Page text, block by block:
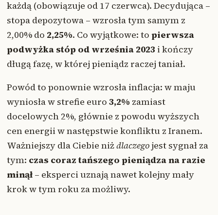
każdą (obowiązuje od 17 czerwca). Decydująca –
stopa depozytowa – wzrosła tym samym z
2,00% do 2,25%. Co wyjątkowe: to pierwsza
podwyżka stóp od września 2023 i kończy
długą fazę, w której pieniądz raczej taniał.
Powód to ponownie wzrosła inflacja: w maju
wyniosła w strefie euro 3,2% zamiast
docelowych 2%, głównie z powodu wyższych
cen energii w następstwie konfliktu z Iranem.
Ważniejszy dla Ciebie niżdlaczego jest sygnał za
tym: czas coraz tańszego pieniądza na razie
minął – eksperci uznają nawet kolejny mały
krok w tym roku za możliwy.